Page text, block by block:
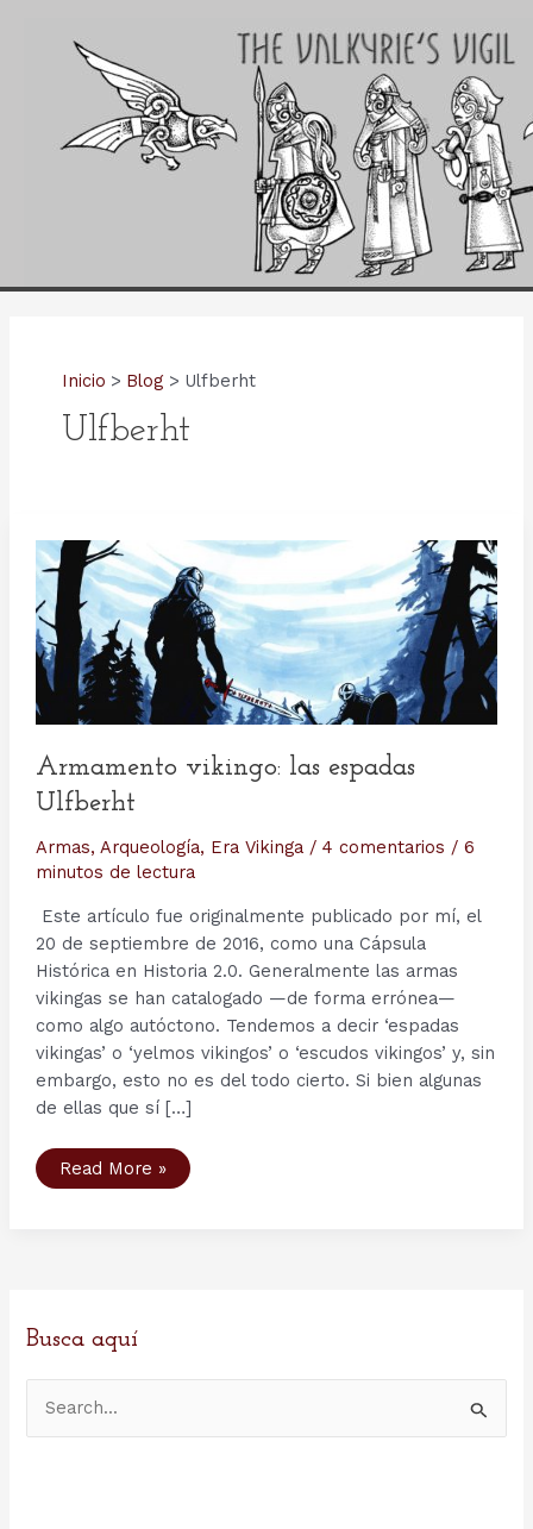
Inicio Blog Ulfberht
Ulfberht
Armamento vikingo: las espadas
Ulfberht
Armas, Arqueología, Era Vikinga/ 4 comentarios / 6
minutos de lectura
Este artículo fue originalmente publicado por mí, el
20 de septiembre de 2016, como una Cápsula
Histórica en Historia 2.0. Generalmente las armas
vikingas se han catalogado —de forma errónea—
como algo autóctono. Tendemos a decir ‘espadas
vikingas’ o ‘yelmos vikingos’ o ‘escudos vikingos’ y, sin
embargo, esto no es del todo cierto. Si bien algunas
de ellas que sí […]
Armamento
vikingo:
Read More »
Busca aquí